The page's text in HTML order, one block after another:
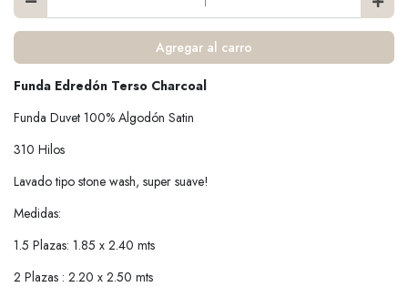
Agregar al carro
Funda Edredón Terso Charcoal
Funda Duvet 100% Algodón Satin
310 Hilos
Lavado tipo stone wash, super suave!
Medidas:
1.5 Plazas: 1.85 x 2.40 mts
2 Plazas : 2.20 x 2.50 mts